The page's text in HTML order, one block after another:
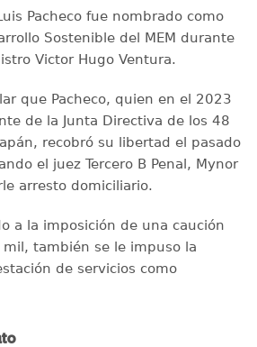
Pacheco fue nombrado como
Sostenible del MEM durante
Victor Hugo Ventura.
que Pacheco, quien en el 2023
de la Junta Directiva de los 48
recobró su libertad el pasado
el juez Tercero B Penal, Mynor
arresto domiciliario.
a la imposición de una caución
también se le impuso la
de servicios como